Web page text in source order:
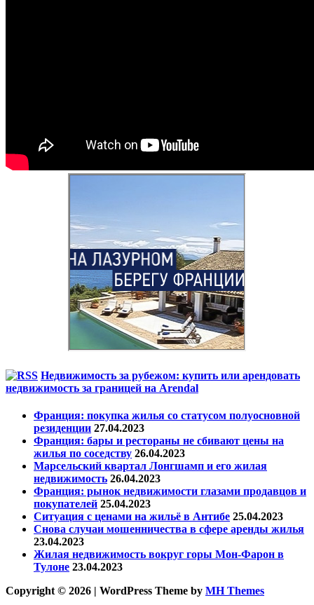
Недвижимость за рубежом: купить или арендовать
недвижимость за границей на Arendal
Франция: покупка жилья со статусом полуосновной
резиденции 27.04.2023
Франция: бары и рестораны не сбивают цены на
жилья по соседству 26.04.2023
Марсельский квартал Лонгшамп и его жилая
недвижимость 26.04.2023
Франция: рынок недвижимости глазами продавцов и
покупателей 25.04.2023
Ситуация с ценами на жильё в Антибе 25.04.2023
Снова случаи мошенничества в сфере аренды жилья
23.04.2023
Жилая недвижимость вокруг горы Мон-Фарон в
Тулоне 23.04.2023
Copyright © 2026 | WordPress Theme by MH Themes